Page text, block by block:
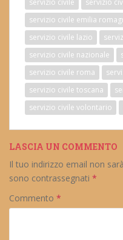
servizio civile
servizio
servizio civile emilia
servizio civile lazio
servizio civile nazionale
servizio civile roma
servizio civile toscana
servizio civile volontario
LASCIA UN COMMENTO
Il tuo indirizzo email non
sono contrassegnati *
Commento *